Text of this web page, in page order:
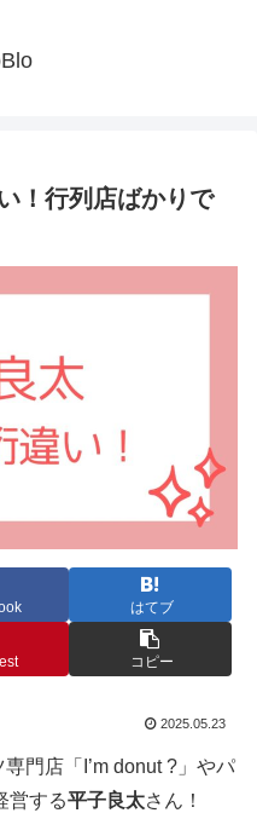
！行列店ばかりで
はてブ
コピー
2025.05.23
門店「I’m donut ?」やパ
営する平子良太さん！